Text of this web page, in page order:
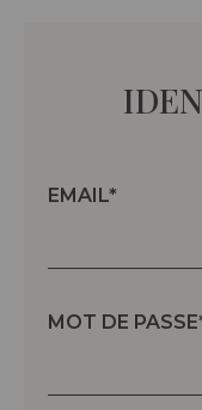
EMAIL
MOT DE PASSE